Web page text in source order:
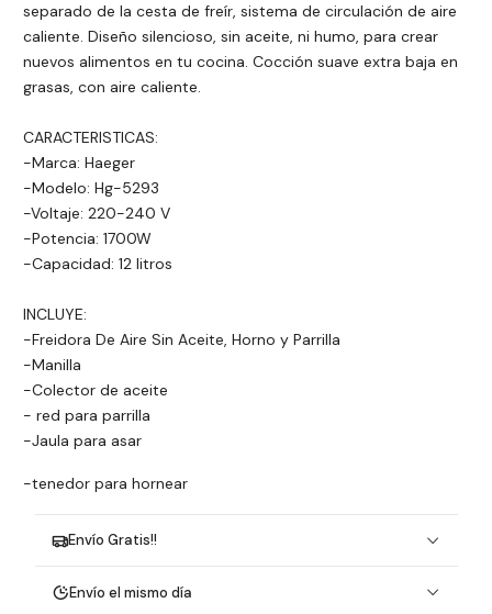
separado de la cesta de freír, sistema de circulación de aire
caliente. Diseño silencioso, sin aceite, ni humo, para crear
nuevos alimentos en tu cocina. Cocción suave extra baja en
grasas, con aire caliente.
CARACTERISTICAS:
-Marca: Haeger
-Modelo: Hg-5293
-Voltaje: 220-240 V
-Potencia: 1700W
-Capacidad: 12 litros
INCLUYE:
-Freidora De Aire Sin Aceite, Horno y Parrilla
-Manilla
-Colector de aceite
- red para parrilla
-Jaula para asar
-tenedor para hornear
Envío Gratis!!
Envío el mismo día